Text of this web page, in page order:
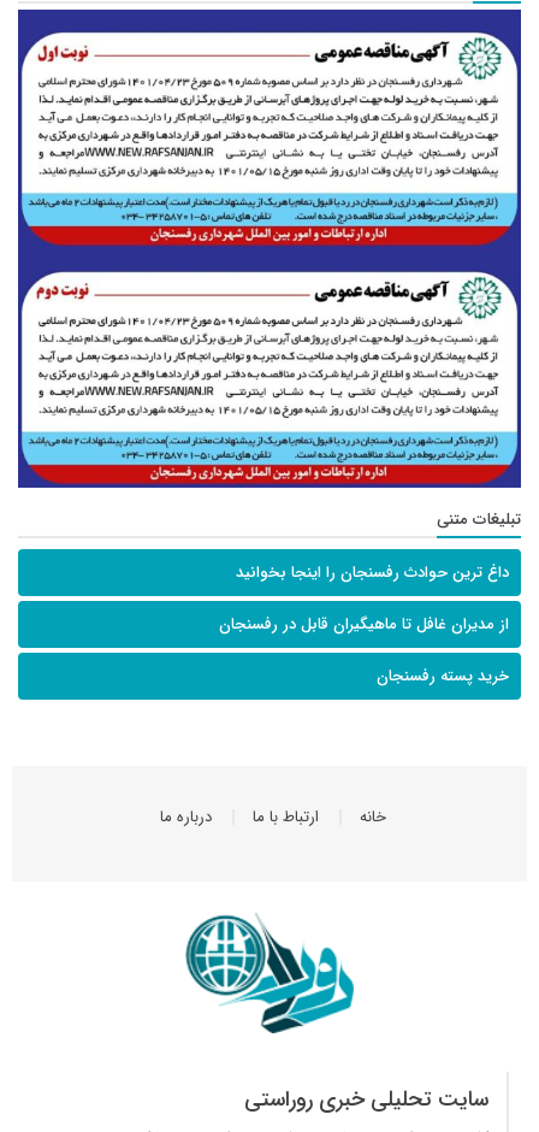
تبلیغات متنی
داغ ترین حوادث رفسنجان را اینجا بخوانید
از مدیران غافل تا ماهیگیران قابل در رفسنجان
خرید پسته رفسنجان
خانه ارتباط با ما درباره ما
سایت تحلیلی خبری روراستی